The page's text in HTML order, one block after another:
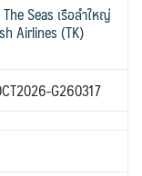
Seas เรือลำใหญ่
Airlines (TK)
G260317